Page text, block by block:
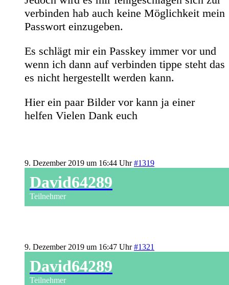
verbinden hab auch keine Möglichkeit mein
Passwort einzugeben.
Es schlägt mir ein Passkey immer vor und
wenn ich dann auf verbinden tippe steht das
es nicht hergestellt werden kann.
Hier ein paar Bilder vor kann ja einer
helfen Vielen Dank euch
9. Dezember 2019 um 16:44 Uhr #1319
David64289
Teilnehmer
9. Dezember 2019 um 16:47 Uhr #1321
David64289
Teilnehmer